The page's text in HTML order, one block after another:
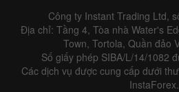
Details about the event
History
Actual
Công ty Instant Trading Ltd,
Địa chỉ: Tầng 4, Tòa nhà Water's
Town, Tortola, Quần đảo
Số giấy phép SIBA/L/14/1082
Các dịch vụ được cung cấp dưới
InstaForex.